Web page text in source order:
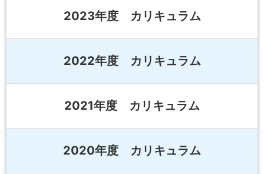
2023年度 カリキュラム
2022年度 カリキュラム
2021年度 カリキュラム
2020年度 カリキュラム